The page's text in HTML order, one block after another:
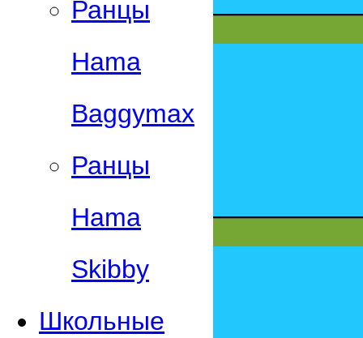
Ранцы
Hama
Baggymax
Ранцы
Hama
Skibby
Школьные